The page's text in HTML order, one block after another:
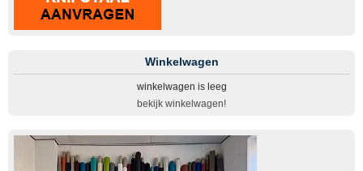
Winkelwagen
winkelwagen is leeg
bekijk winkelwagen!